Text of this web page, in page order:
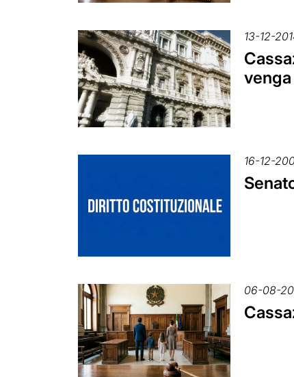
13-12-
16-12-
06-08-